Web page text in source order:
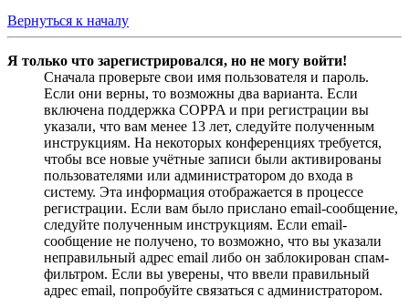
Вернуться к началу
Я только что зарегистрировался, но не могу войти!
Сначала проверьте свои имя пользователя и пароль.
Если они верны, то возможны два варианта. Если
включена поддержка COPPA и при регистрации вы
указали, что вам менее 13 лет, следуйте полученным
инструкциям. На некоторых конференциях требуется,
чтобы все новые учётные записи были активированы
пользователями или администратором до входа в
систему. Эта информация отображается в процессе
регистрации. Если вам было прислано email-сообщение,
следуйте полученным инструкциям. Если email-
сообщение не получено, то возможно, что вы указали
неправильный адрес email либо он заблокирован спам-
фильтром. Если вы уверены, что ввели правильный
адрес email, попробуйте связаться с администратором.